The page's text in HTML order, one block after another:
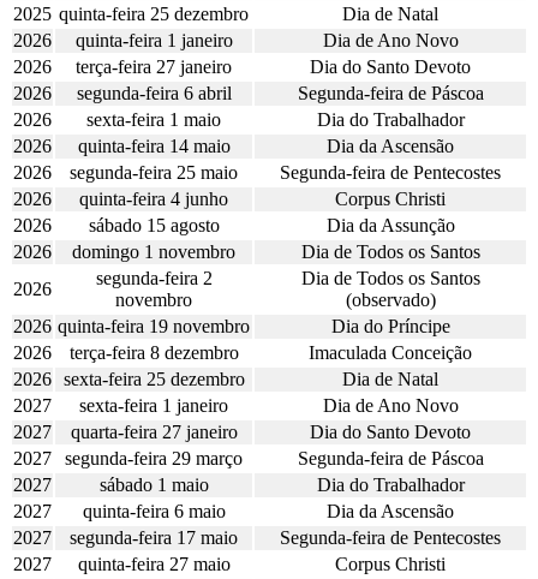
2025 quinta-feira 25 dezembro
Dia de Natal
2026
quinta-feira 1 janeiro
Dia de Ano Novo
2026
terça-feira 27 janeiro
Dia do Santo Devoto
2026
segunda-feira 6 abril
Segunda-feira de Páscoa
2026
sexta-feira 1 maio
Dia do Trabalhador
2026
quinta-feira 14 maio
Dia da Ascensão
2026
segunda-feira 25 maio
Segunda-feira de Pentecostes
2026
quinta-feira 4 junho
Corpus Christi
2026
sábado 15 agosto
Dia da Assunção
2026
domingo 1 novembro
Dia de Todos os Santos
2026
segunda-feira 2
novembro
Dia de Todos os Santos
(observado)
2026 quinta-feira 19 novembro
Dia do Príncipe
2026
terça-feira 8 dezembro
Imaculada Conceição
2026 sexta-feira 25 dezembro
Dia de Natal
2027
sexta-feira 1 janeiro
Dia de Ano Novo
2027
quarta-feira 27 janeiro
Dia do Santo Devoto
2027
segunda-feira 29 março
Segunda-feira de Páscoa
2027
sábado 1 maio
Dia do Trabalhador
2027
quinta-feira 6 maio
Dia da Ascensão
2027
segunda-feira 17 maio
Segunda-feira de Pentecostes
2027
quinta-feira 27 maio
Corpus Christi